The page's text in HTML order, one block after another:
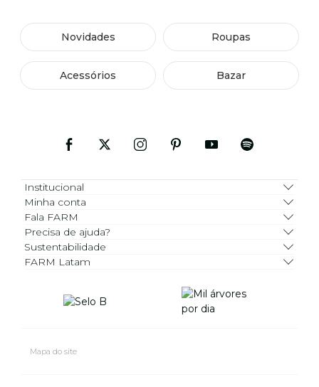
Novidades Roupas
Acessórios Bazar
Institucional
Minha conta
Fala FARM
Precisa de ajuda?
Sustentabilidade
FARM Latam
Mapa do site